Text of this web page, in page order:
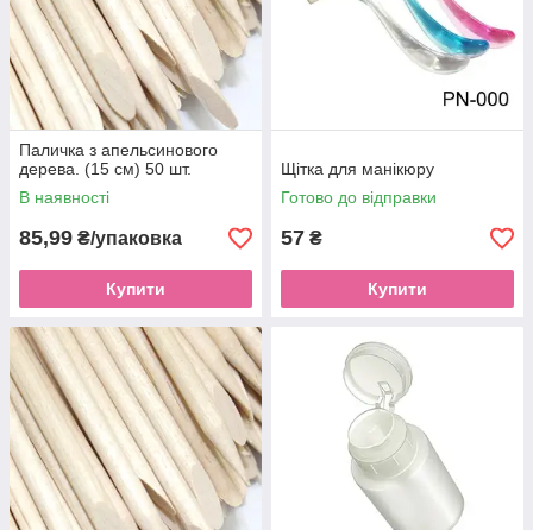
Паличка з апельсинового
дерева. (15 см) 50 шт.
В наявності
85,99 ₴/упаковка
Купити
Щітка для манікюру
Готово до відправки
57 ₴
Купити